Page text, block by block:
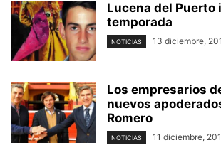
Lucena del Puerto
temporada
NOTICIAS 13 diciembre,
Los empresarios
nuevos
Romero
NOTICIAS 11 diciembre,